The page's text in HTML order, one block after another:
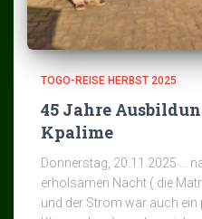
TOGO-REISE HERBST 2025
45 Jahre
Kpalime
Donnerstag, 20.11.2025 …
erholsamen Nacht ( die
und der Strom war auch